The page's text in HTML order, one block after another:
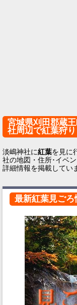
宮城県刈田郡蔵
社周辺で紅葉狩り
淡嶋神社に紅葉を見に
社の地図・住所･イベ
詳細情報を掲載してい
最新紅葉見ごろ